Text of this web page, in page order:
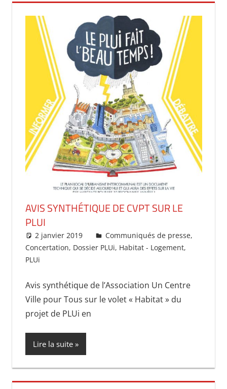
AVIS SYNTHÉTIQUE DE CVPT SUR LE
PLUI
2 janvier 2019 uncentrevillepourtous
Communiqués de presse,
Concertation, Dossier PLUi, Habitat - Logement,
PLUi
Avis synthétique de l’Association Un Centre
Ville pour Tous sur le volet « Habitat » du
projet de PLUi en
Lire la suite